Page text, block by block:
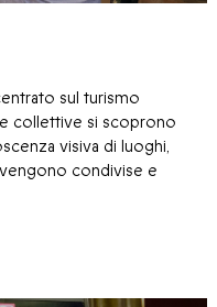
sul turismo
collettive si scoprono
visiva di luoghi,
condivise e